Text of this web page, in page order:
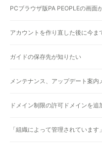
PCブラウザ版PA PEOPLEの画面
アカウントを作り直した後に今
ガイドの保存先が知りたい
メンテナンス、アップデート案
ドメイン制限の許可ドメインを追
「組織によって管理されています